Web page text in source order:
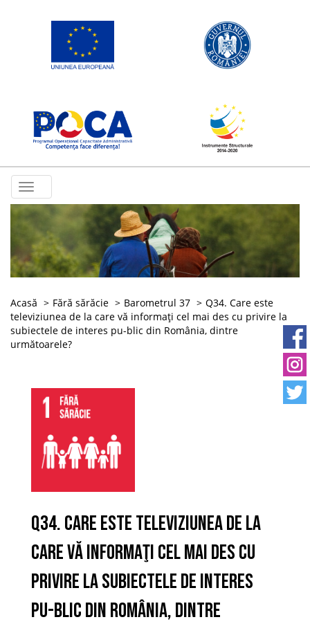
Toggle
navigation
Acasă Fără sărăcie Barometrul 37
Q34. Care este
televiziunea de la care vă informaţi cel mai des cu privire la
subiectele de interes pu-blic din România, dintre
următoarele?
Q34. Care este televiziunea de la
care vă informaţi cel mai des cu
privire la subiectele de interes
pu-blic din România, dintre